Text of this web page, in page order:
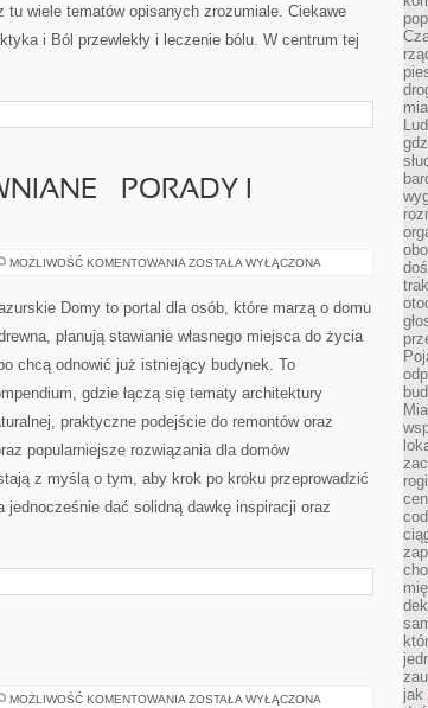
wiele tematów opisanych zrozumiale. Ciekawe
i Ból przewlekły i leczenie bólu. W centrum tej
– PORADY I
MOŻLIWOŚĆ KOMENTOWANIA KONSTRUKCJE
PORADY
ZOSTAŁA WYŁĄCZONA
Domy to portal dla osób, które marzą o domu
planują stawianie własnego miejsca do życia
chcą odnowić już istniejący budynek. To
gdzie łączą się tematy architektury
praktyczne podejście do remontów oraz
popularniejsze rozwiązania dla domów
z myślą o tym, aby krok po kroku przeprowadzić
dać solidną dawkę inspiracji oraz
MOŻLIWOŚĆ KOMENTOWANIA AROMATERAPIA
ZOSTAŁA WYŁĄCZONA
jak